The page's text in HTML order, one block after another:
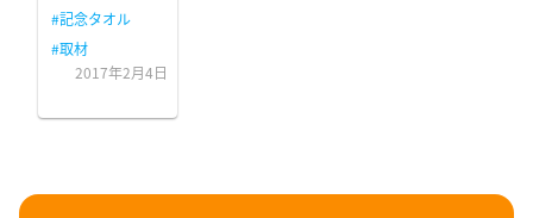
#記念タオル
#取材
2017年2月4日